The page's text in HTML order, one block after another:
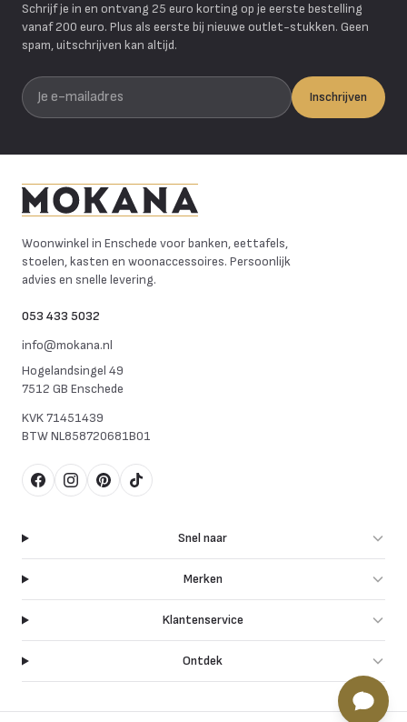
Schrijf je in en ontvang 25 euro korting op je eerste bestelling
vanaf 200 euro. Plus als eerste bij nieuwe outlet-stukken. Geen
spam, uitschrijven kan altijd.
Je e-mailadres
Inschrijven
Woonwinkel in Enschede voor banken, eettafels,
stoelen, kasten en woonaccessoires. Persoonlijk
advies en snelle levering.
053 433 5032
info@mokana.nl
Hogelandsingel 49
7512 GB Enschede
KVK71451439
BTWNL858720681B01
FacebookInstagram
Pinterest
TikTok
Snel naar
Merken
Klantenservice
Ontdek